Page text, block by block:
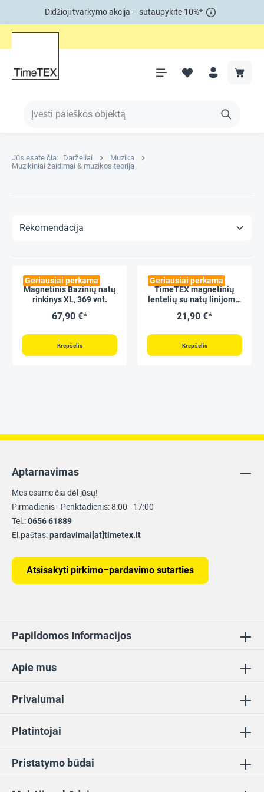
Didžioji tvarkymo akcija – sutaupykite 10%*
Jūs esate čia: Darželiai
Muzika
Muzikiniai žaidimai & muzikos teorija
Geriausiai perkama
Magnetinis Bazinių natų
rinkinys XL, 369 vnt.
67,90 €*
Krepšelis
Geriausiai perkama
TimeTEX magnetinių
lentelių su natų linijomis
21,90 €*
Krepšelis
Privalumai
Platintojai
Apie mus
Aptarnavimas
Mes esame čia dėl jūsų!
Pirmadienis - Penktadienis: 8:00 - 17:00
Tel.:0656 61889
El.paštas:pardavimai[at]timetex.lt
Atsisakyti pirkimo–pardavimo sutarties
Papildomos Informacijos
Pristatymo būdai